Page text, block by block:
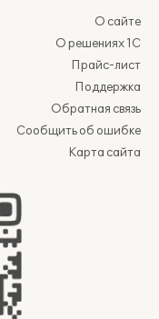
О сайте
О решениях 1С
Прайс-лист
Поддержка
Обратная связь
Сообщить об ошибке
Карта сайта